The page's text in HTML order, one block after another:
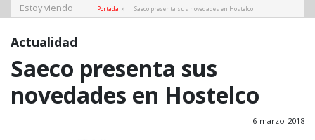
Estoy viendo Portada » Saeco presenta sus novedades en Hostelco
Actualidad
Saeco presenta sus
novedades en Hostelco
6-marzo-2018